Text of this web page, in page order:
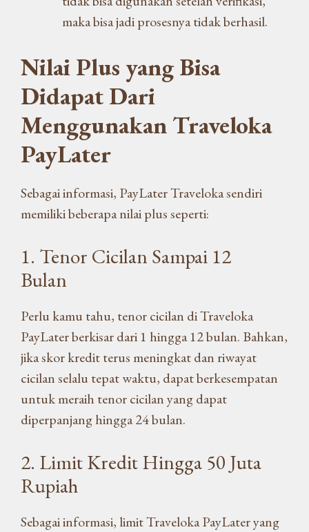
maka bisa jadi prosesnya tidak berhasil.
Nilai Plus yang Bisa
Didapat Dari
Menggunakan Traveloka
PayLater
Sebagai informasi, PayLater Traveloka sendiri
memiliki beberapa nilai plus seperti:
1. Tenor Cicilan Sampai 12
Bulan
Perlu kamu tahu, tenor cicilan di Traveloka
PayLater berkisar dari 1 hingga 12 bulan. Bahkan,
jika skor kredit terus meningkat dan riwayat
cicilan selalu tepat waktu, dapat berkesempatan
untuk meraih tenor cicilan yang dapat
diperpanjang hingga 24 bulan.
2. Limit Kredit Hingga 50 Juta
Rupiah
Sebagai informasi, limit Traveloka PayLater yang